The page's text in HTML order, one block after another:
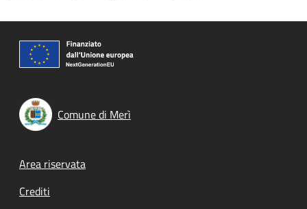
Comune di Merì
Footer menu
Area riservata
Crediti